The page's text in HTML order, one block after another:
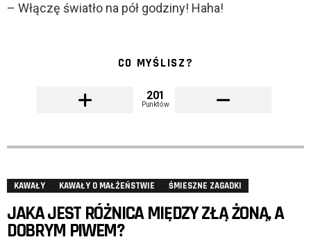
– Włączę światło na pół godziny! Haha!
CO MYŚLISZ?
201
Punktów
KAWAŁY KAWAŁY O MAŁŻEŃSTWIE ŚMIESZNE ZAGADKI
JAKA JEST RÓŻNICA MIĘDZY ZŁĄ ŻONĄ, A
DOBRYM PIWEM?